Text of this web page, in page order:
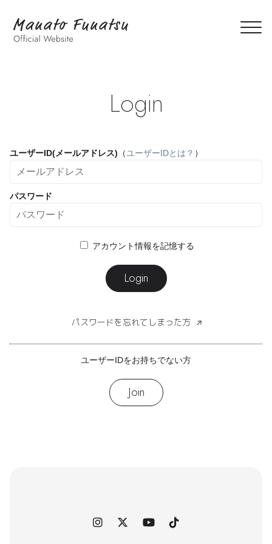
Login
ユーザーID(メールアドレス) （ユーザーIDとは？ ）
パスワード
アカウント情報を記憶する
Login
パスワードを忘れてしまった方
ユーザーIDをお持ちでない方
Join